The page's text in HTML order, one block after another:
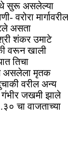
सुरू असलेल्या
वरोरा मार्गावरील
असता
शंकर उमाटे
वरून खाली
तिचा
असलेला मृतक
वरील अन्य
गंभीर जखमी झाले
चा वाजताच्या